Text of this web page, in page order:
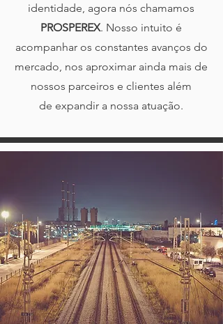
identidade, agora nós chamamos
PROSPEREX. Nosso intuito é
acompanhar os constantes avanços do
mercado, nos aproximar ainda mais de
nossos parceiros e clientes além
de expandir a nossa atuação.